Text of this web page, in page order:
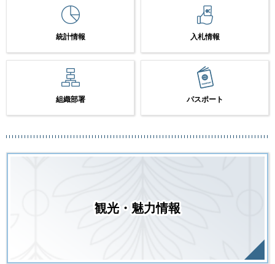
統計情報 入札情報
組織部署 パスポート
観光・魅力情報